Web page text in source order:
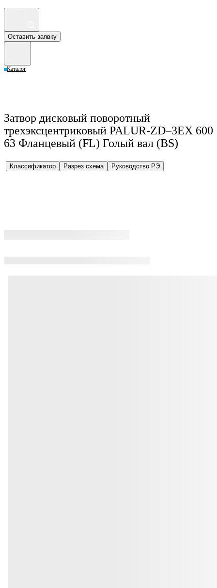
Оставить заявку
Каталог
Затвор дисковый поворотный
трехэксцентриковый PALUR-ZD–3EX 600
63 Фланцевый (FL) Голый вал (BS)
Классификатор Разрез схема Руководство РЭ